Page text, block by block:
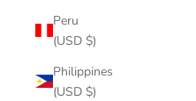
Peru
(USD $)
Philippines
(USD $)